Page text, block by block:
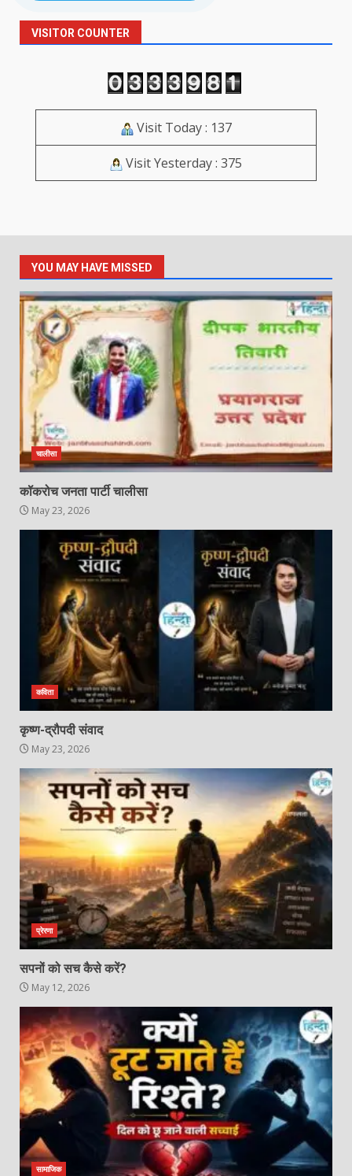
VISITOR COUNTER
Visit Today : 137
Visit Yesterday : 375
YOU MAY HAVE MISSED
चालीसा
कॉकरोच जनता पार्टी चालीसा
May 23, 2026
कविता
कृष्ण-द्रौपदी संवाद
May 23, 2026
प्रेरणा
सपनों को सच कैसे करें?
May 12, 2026
सामाजिक